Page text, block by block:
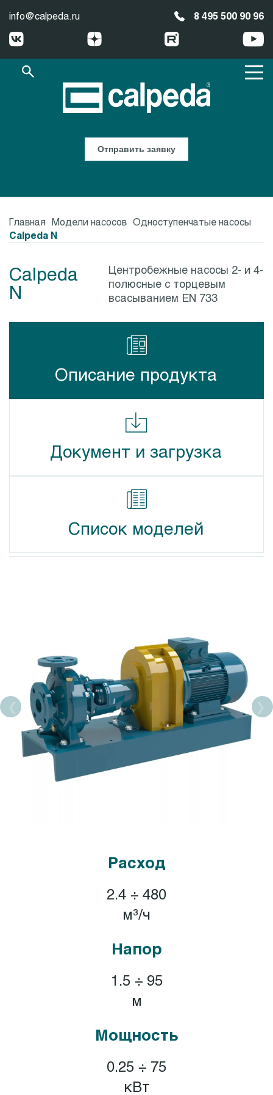
info@calpeda.ru 8 495 500 90 96
Отправить заявку
Главная Модели насосов Одноступенчатые насосы
Calpeda N
Calpeda
N
Центробежные насосы 2- и 4-
полюсные c торцевым
всасыванием EN 733
Описание продукта
Документ и загрузка
Список моделей
Расход
2.4 ÷ 480
м³/ч
Напор
1.5 ÷ 95
м
Мощность
0.25 ÷ 75
кВт